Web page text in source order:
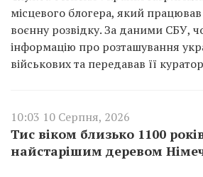
місцевого блогера, який працював
воєнну розвідку. За даними СБУ,
інформацію про розташування
військових та передавав її
10:03 10 Серпня, 2026
Тис віком близько 1100
найстарішим деревом